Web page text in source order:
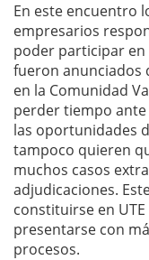
En este encuentro
empresarios
poder participar
fueron anunciados
en la Comunidad
perder tiempo
las oportunidades
tampoco quieren
muchos casos
adjudicaciones.
constituirse en
presentarse con
procesos.